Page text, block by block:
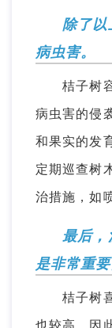
除了以
病虫害。
桔子树容
病虫害的侵
和果实的发
定期巡查树
治措施，如
最后，
是非常重要
桔子树喜
也较高。因